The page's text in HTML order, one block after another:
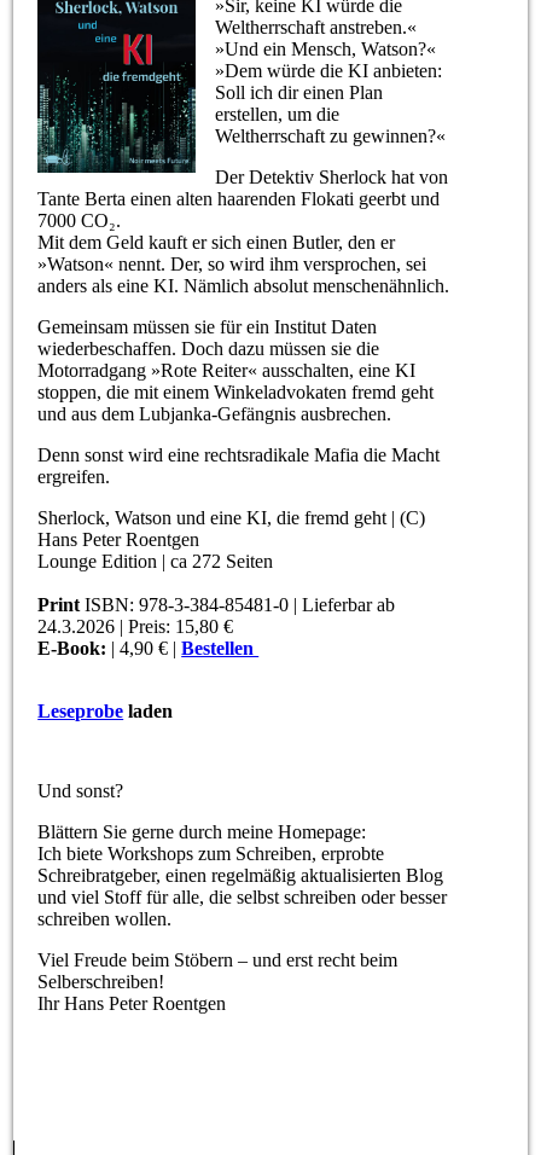
»Sir, keine KI würde die
Weltherrschaft anstreben.«
»Und ein Mensch, Watson?«
»Dem würde die KI anbieten:
Soll ich dir einen Plan
erstellen, um die
Weltherrschaft zu gewinnen?«
Der Detektiv Sherlock hat von
Tante Berta einen alten haarenden Flokati geerbt und
7000 CO₂.
Mit dem Geld kauft er sich einen Butler, den er
»Watson« nennt. Der, so wird ihm versprochen, sei
anders als eine KI. Nämlich absolut menschenähnlich.
Gemeinsam müssen sie für ein Institut Daten
wiederbeschaffen. Doch dazu müssen sie die
Motorradgang »Rote Reiter« ausschalten, eine KI
stoppen, die mit einem Winkeladvokaten fremd geht
und aus dem Lubjanka-Gefängnis ausbrechen.
Denn sonst wird eine rechtsradikale Mafia die Macht
ergreifen.
Sherlock, Watson und eine KI, die fremd geht | (C)
Hans Peter Roentgen
Lounge Edition | ca 272 Seiten
Print ISBN: 978-3-384-85481-0 | Lieferbar ab
24.3.2026 | Preis: 15,80 €
E-Book: | 4,90 € |Bestellen
Leseprobe laden
Und sonst?
Blättern Sie gerne durch meine Homepage:
Ich biete Workshops zum Schreiben, erprobte
Schreibratgeber, einen regelmäßig aktualisierten Blog
und viel Stoff für alle, die selbst schreiben oder besser
schreiben wollen.
Viel Freude beim Stöbern – und erst recht beim
Selberschreiben!
Ihr Hans Peter Roentgen